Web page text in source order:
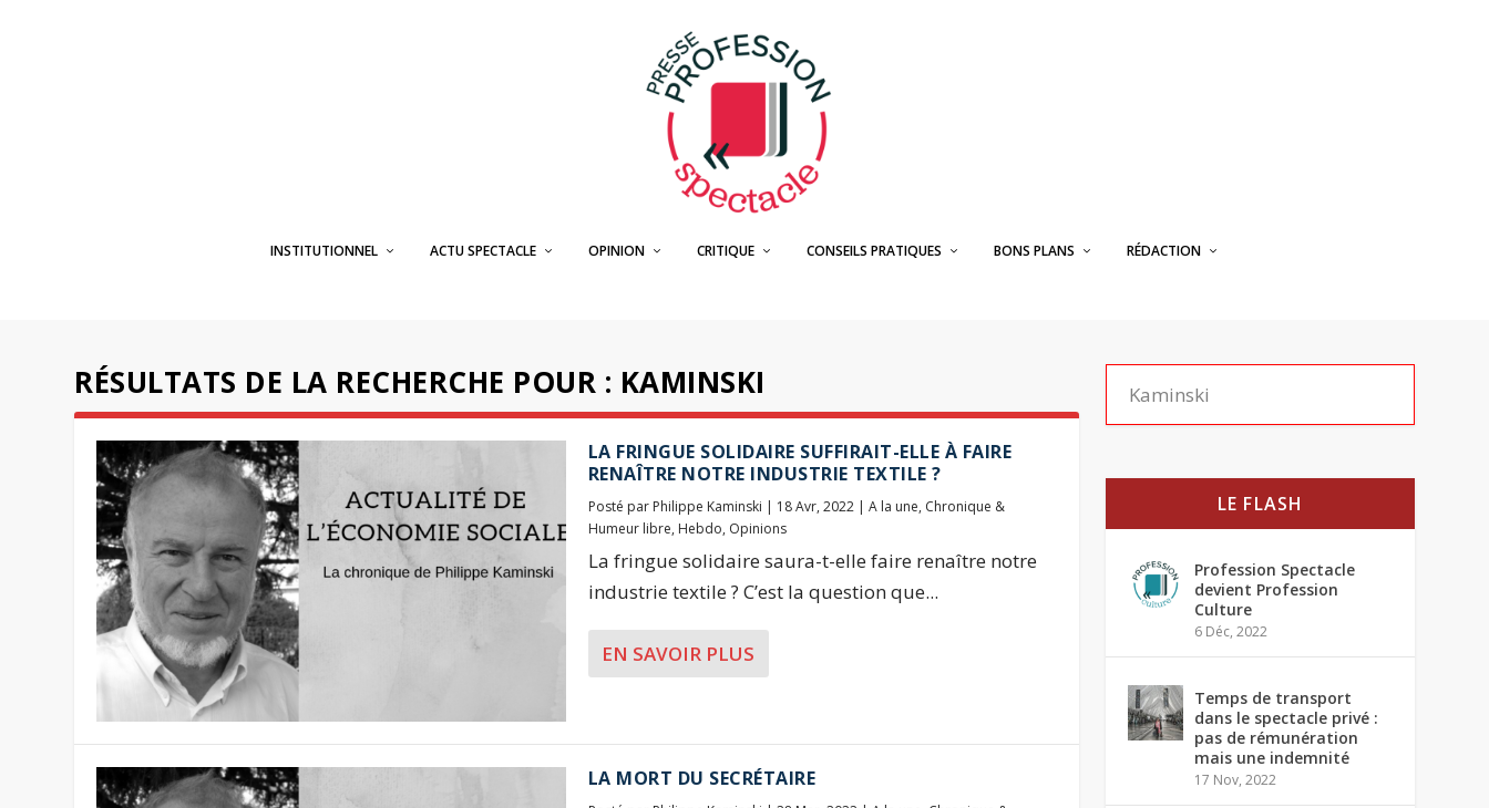
INSTITUTIONNEL ACTU SPECTACLE OPINION CRITIQUE CONSEILS PRATIQUES BONS PLANS RÉDACTION
RÉSULTATS DE LA RECHERCHE POUR : KAMINSKI
LA FRINGUE SOLIDAIRE SUFFIRAIT-ELLE À FAIRE
RENAÎTRE NOTRE INDUSTRIE TEXTILE ?
Posté par Philippe Kaminski | 18 Avr, 2022| A la une, Chronique &
Humeur libre, Hebdo, Opinions
La fringue solidaire saura-t-elle faire renaître notre
industrie textile ? C’est la question que...
EN SAVOIR PLUS
LA MORT DU SECRÉTAIRE
LE FLASH
Profession Spectacle
devient Profession
Culture
6 Déc, 2022
Temps de transport
dans le spectacle privé :
pas de rémunération
mais une indemnité
17 Nov, 2022